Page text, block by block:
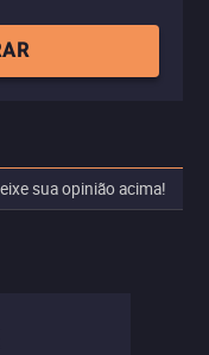
sua opinião acima!